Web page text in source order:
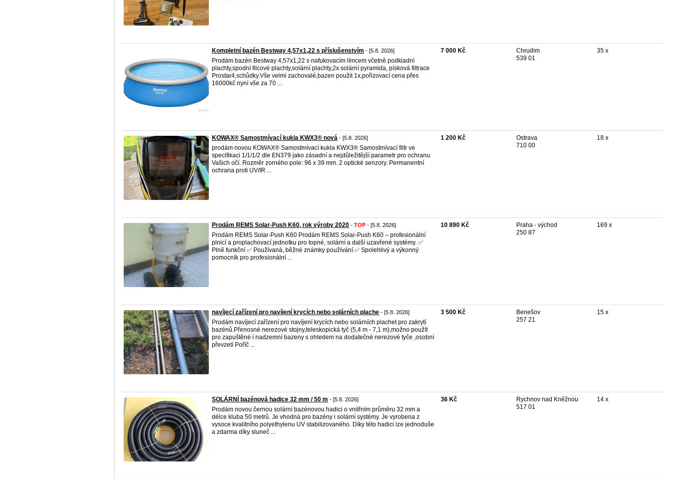
Kompletní bazén Bestway 4,57x1,22 s příslušenstvím - [5.8. 2026]
Prodám bazén Bestway 4,57x1,22 s nafukovacím límcem včetně podkladní
plachty,spodní filcové plachty,solární plachty,2x solární pyramida, písková filtrace
Prostar4,schůdky.Vše velmi zachovalé,bazen použit 1x,pořizovací cena přes
16000kč nyní vše za 70 ...
7 000 Kč
Chrudim
539 01
35 x
KOWAX® Samostmívací kukla KWX3® nová - [5.8. 2026]
prodám novou KOWAX® Samostmívací kukla KWX3® Samostmívací filtr ve
specifikaci 1/1/1/2 dle EN379 jako zásadní a nejdůležitější parametr pro ochranu
Vašich očí. Rozměr zorného pole: 96 x 39 mm. 2 optické senzory. Permanentní
ochrana proti UV/IR ...
1 200 Kč
Ostrava
710 00
18 x
Prodám REMS Solar-Push K60, rok výroby 2020 - TOP - [5.8. 2026]
Prodám REMS Solar-Push K60 Prodám REMS Solar-Push K60 – profesionální
plnicí a proplachovací jednotku pro topné, solární a další uzavřené systémy. ✅
Plně funkční ✅ Používaná, běžné známky používání ✅ Spolehlivý a výkonný
pomocník pro profesionální ...
10 890 Kč
Praha - východ
250 87
169 x
navíjecí zařízení pro navíjení krycích nebo solárních plache - [5.8. 2026]
Prodám navíjecí zařízení pro navíjení krycích nebo solárních plachet pro zakrytí
bazénů.Přenosné nerezové stojny,teleskopická tyč (5,4 m - 7,1 m),možno použít
pro zapuštěné i nadzemní bazeny s ohledem na dodatečné nerezové tyče ,osobní
převzetí Poříč ...
3 500 Kč
Benešov
257 21
15 x
SOLÁRNÍ bazénová hadice 32 mm / 50 m - [5.8. 2026]
Prodám novou černou solární bazénovou hadici o vnitřním průměru 32 mm a
délce kluba 50 metrů. Je vhodná pro bazény i solární systémy. Je vyrobena z
vysoce kvalitního polyethylenu UV stabilizovaného. Díky této hadici lze jednoduše
a zdarma díky sluneč ...
36 Kč
Rychnov nad Kněžnou
517 01
14 x